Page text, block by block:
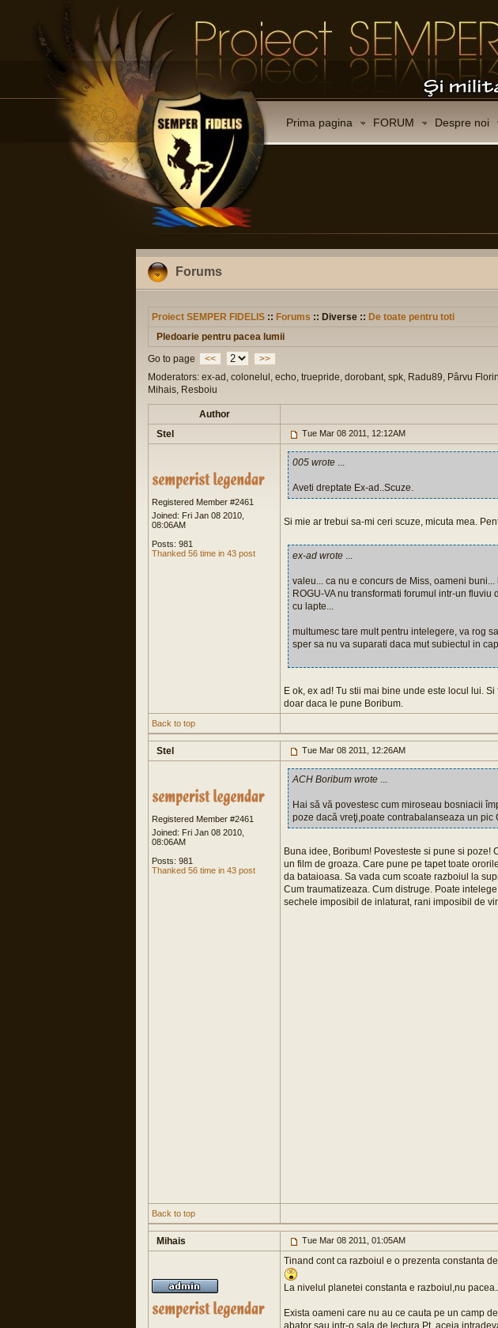
Prima pagina FORUM Despre noi
Forums
Proiect SEMPER FIDELIS :: Forums :: Diverse :: De toate pentru toti
Pledoarie pentru pacea lumii
Go to page
<<
>>
Moderators: ex-ad, colonelul, echo, truepride, dorobant, spk, Radu89, Pârvu
Mihais, Resboiu
Author
Stel
Tue Mar 08 2011, 12:12AM
Registered Member #2461
Joined: Fri Jan 08 2010,
08:06AM
Posts: 981
Thanked 56 time in 43 post
005 wrote ...
Aveti dreptate Ex-ad..Scuze.
Si mie ar trebui sa-mi ceri scuze, micuta mea.
ex-ad wrote ...
valeu... ca nu e concurs de Miss, oameni
ROGU-VA nu transformati forumul intr-un
cu lapte...
multumesc tare mult pentru intelegere, va rog
sper sa nu va suparati daca mut subiectul in
E ok, ex ad! Tu stii mai bine unde este locul lui.
doar daca le pune Boribum.
Back to top
Stel Tue Mar 08 2011, 12:26AM
Registered Member #2461
Joined: Fri Jan 08 2010,
08:06AM
Posts: 981
Thanked 56 time in 43 post
ACH Boribum wrote ...
Hai să vă povestesc cum miroseau bosniacii
poze dacă vreţi,poate contrabalanseaza un pic
Buna idee, Boribum! Povesteste si pune si poze!
un film de groaza. Care pune pe tapet toate
da bataioasa. Sa vada cum scoate razboiul la
Cum traumatizeaza. Cum distruge. Poate
sechele imposibil de inlaturat, rani imposibil de
Back to top
Mihais Tue Mar 08 2011, 01:05AM
Tinand cont ca razboiul e o prezenta constanta
La nivelul planetei constanta e razboiul,nu
Exista oameni care nu au ce cauta pe un camp
abator sau intr-o sala de lectura.Pt.